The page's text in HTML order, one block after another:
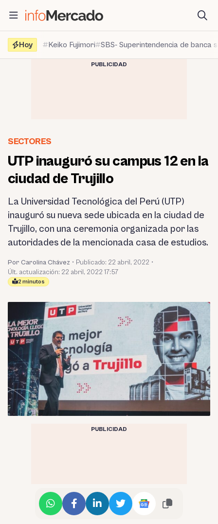
contenido
Hoy
Keiko Fujimori SBS- Superintendencia de banca
PUBLICIDAD
SECTORES
UTP inauguró su campus 12 en la
ciudad de Trujillo
La Universidad Tecnológica del Perú (UTP)
inauguró su nueva sede ubicada en la ciudad de
Trujillo, con una ceremonia organizada por las
autoridades de la mencionada casa de estudios.
Por Carolina Chávez • Publicado: 22 abril, 2022 •
Últ. actualización: 22 abril, 2022 17:57
2 minutos
PUBLICIDAD